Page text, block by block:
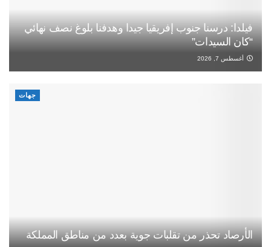
فيلدا: درسنا جنوب إفريقيا جيدا وهدفنا بلوغ نصف نهائي
“كان السيدات”
أغسطس 7, 2026
جهات
الأرصاد تحذر من تقلبات جوية بعدد من مناطق المملكة